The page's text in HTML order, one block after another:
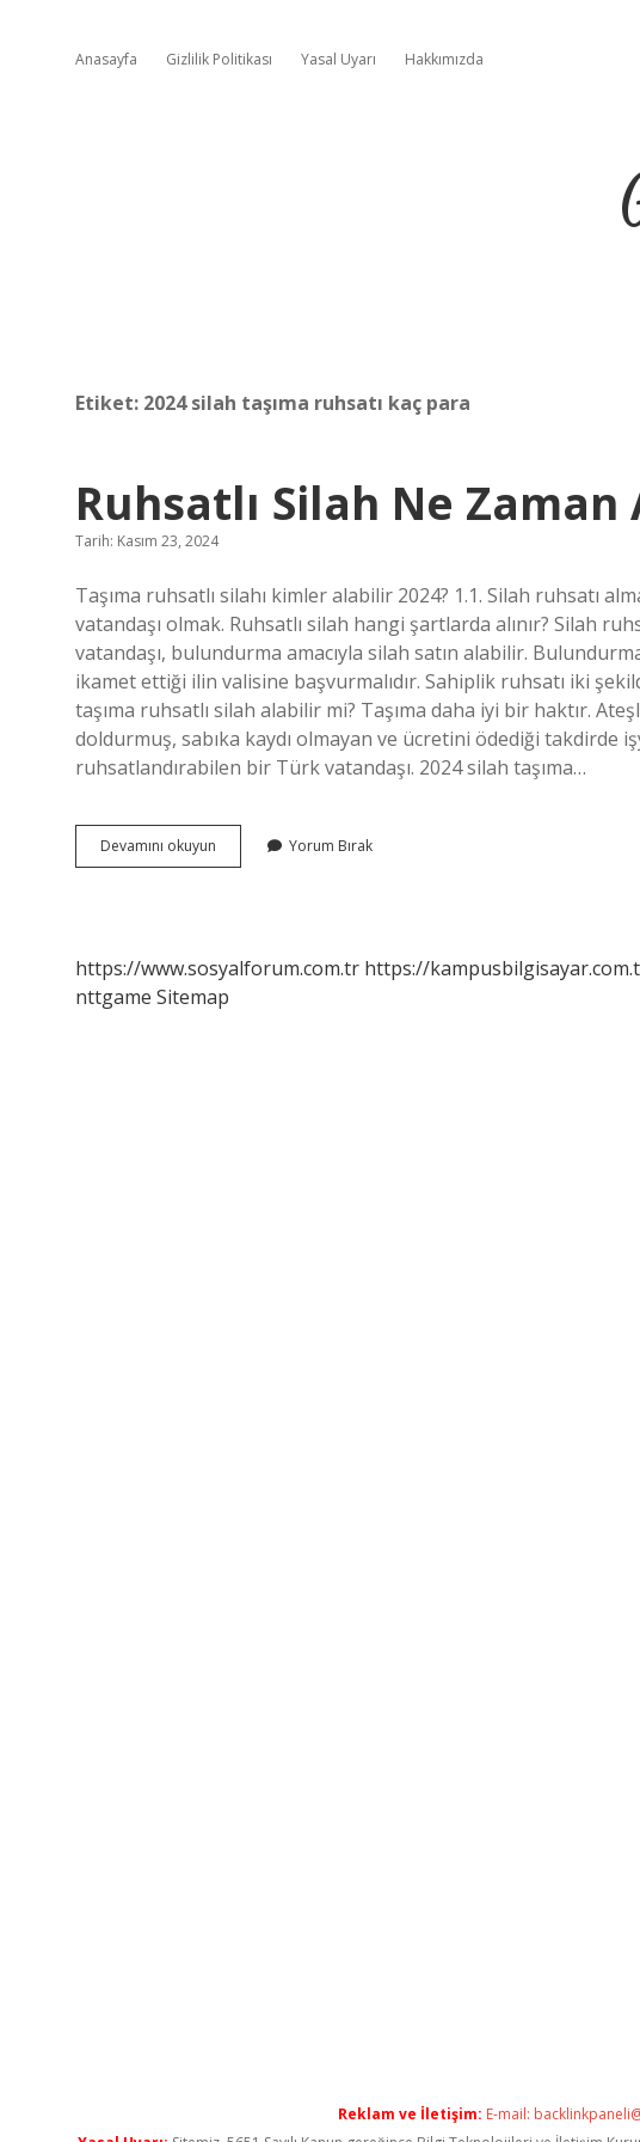
Anasayfa Gizlilik Politikası Yasal Uyarı Hakkımızda
Etiket: 2024 silah taşıma ruhsatı kaç para
Ruhsatlı Silah Ne Zaman
Tarih: Kasım 23, 2024
Taşıma ruhsatlı silahı kimler alabilir 2024? 1.1. Silah ruhsatı
vatandaşı olmak. Ruhsatlı silah hangi şartlarda alınır? Silah
vatandaşı, bulundurma amacıyla silah satın alabilir.
ikamet ettiği ilin valisine başvurmalıdır. Sahiplik ruhsatı iki
taşıma ruhsatlı silah alabilir mi? Taşıma daha iyi bir haktır.
doldurmuş, sabıka kaydı olmayan ve ücretini ödediği takdirde
ruhsatlandırabilen bir Türk vatandaşı. 2024 silah taşıma…
Devamını okuyun
Silah
Yorum Bırak
https://www.sosyalforum.com.tr https://
nttgame Sitemap
Reklam ve İletişim: E-mail: